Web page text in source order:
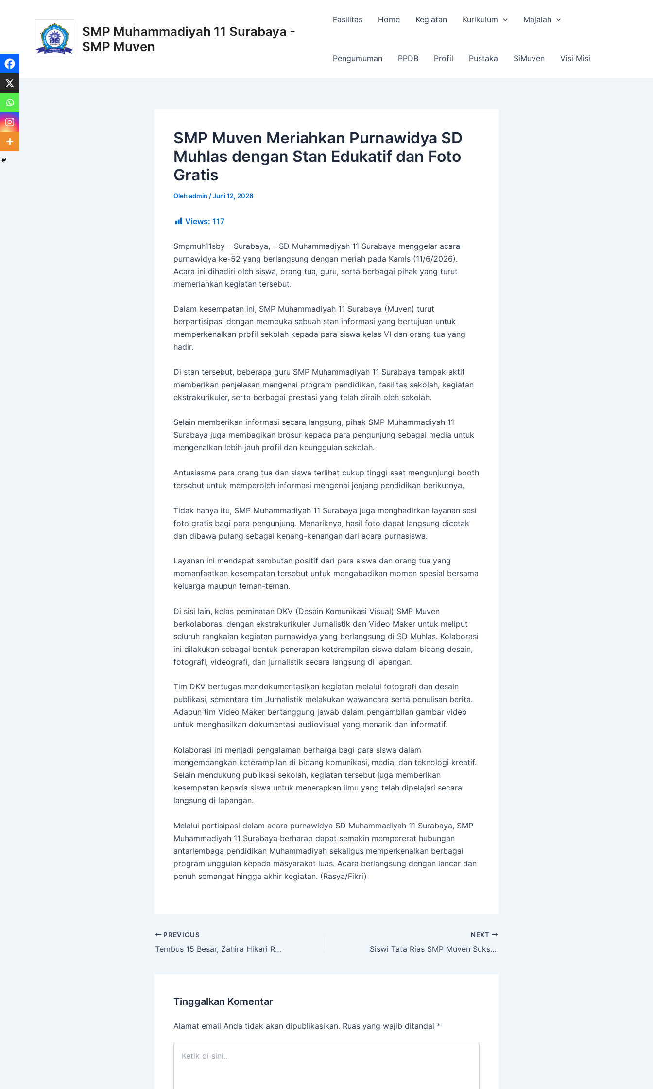
SMP Muhammadiyah 11 Surabaya -
SMP Muven
Fasilitas Home Kegiatan Kurikulum Majalah
Pengumuman PPDB Profil Pustaka SiMuven Visi Misi
SMP Muven Meriahkan Purnawidya SD
Muhlas dengan Stan Edukatif dan Foto
Gratis
Olehadmin /Juni 12, 2026
Views: 117
Smpmuh11sby – Surabaya, – SD Muhammadiyah 11 Surabaya menggelar acara
purnawidya ke-52 yang berlangsung dengan meriah pada Kamis (11/6/2026).
Acara ini dihadiri oleh siswa, orang tua, guru, serta berbagai pihak yang turut
memeriahkan kegiatan tersebut.
Dalam kesempatan ini, SMP Muhammadiyah 11 Surabaya (Muven) turut
berpartisipasi dengan membuka sebuah stan informasi yang bertujuan untuk
memperkenalkan profil sekolah kepada para siswa kelas VI dan orang tua yang
hadir.
Di stan tersebut, beberapa guru SMP Muhammadiyah 11 Surabaya tampak aktif
memberikan penjelasan mengenai program pendidikan, fasilitas sekolah, kegiatan
ekstrakurikuler, serta berbagai prestasi yang telah diraih oleh sekolah.
Selain memberikan informasi secara langsung, pihak SMP Muhammadiyah 11
Surabaya juga membagikan brosur kepada para pengunjung sebagai media untuk
mengenalkan lebih jauh profil dan keunggulan sekolah.
Antusiasme para orang tua dan siswa terlihat cukup tinggi saat mengunjungi booth
tersebut untuk memperoleh informasi mengenai jenjang pendidikan berikutnya.
Tidak hanya itu, SMP Muhammadiyah 11 Surabaya juga menghadirkan layanan sesi
foto gratis bagi para pengunjung. Menariknya, hasil foto dapat langsung dicetak
dan dibawa pulang sebagai kenang-kenangan dari acara purnasiswa.
Layanan ini mendapat sambutan positif dari para siswa dan orang tua yang
memanfaatkan kesempatan tersebut untuk mengabadikan momen spesial bersama
keluarga maupun teman-teman.
Di sisi lain, kelas peminatan DKV (Desain Komunikasi Visual) SMP Muven
berkolaborasi dengan ekstrakurikuler Jurnalistik dan Video Maker untuk meliput
seluruh rangkaian kegiatan purnawidya yang berlangsung di SD Muhlas. Kolaborasi
ini dilakukan sebagai bentuk penerapan keterampilan siswa dalam bidang desain,
fotografi, videografi, dan jurnalistik secara langsung di lapangan.
Tim DKV bertugas mendokumentasikan kegiatan melalui fotografi dan desain
publikasi, sementara tim Jurnalistik melakukan wawancara serta penulisan berita.
Adapun tim Video Maker bertanggung jawab dalam pengambilan gambar video
untuk menghasilkan dokumentasi audiovisual yang menarik dan informatif.
Kolaborasi ini menjadi pengalaman berharga bagi para siswa dalam
mengembangkan keterampilan di bidang komunikasi, media, dan teknologi kreatif.
Selain mendukung publikasi sekolah, kegiatan tersebut juga memberikan
kesempatan kepada siswa untuk menerapkan ilmu yang telah dipelajari secara
langsung di lapangan.
Melalui partisipasi dalam acara purnawidya SD Muhammadiyah 11 Surabaya, SMP
Muhammadiyah 11 Surabaya berharap dapat semakin mempererat hubungan
antarlembaga pendidikan Muhammadiyah sekaligus memperkenalkan berbagai
program unggulan kepada masyarakat luas. Acara berlangsung dengan lancar dan
penuh semangat hingga akhir kegiatan. (Rasya/Fikri)
PREVIOUS
Tembus 15 Besar, Zahira Hikari Raih Predikat Mumtaz 6 Juz
NEXT
Siswi Tata Rias SMP Muven Sukses Rias Kepala Sekolah dan Guru SD Muhlas Saat Purnawidya
Tinggalkan Komentar
Alamat email Anda tidak akan dipublikasikan. Ruas yang wajib ditandai *